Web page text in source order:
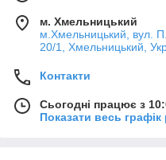
м. Хмельницький
м.Хмельницький, вул.
20/1, Хмельницький,
Контакти
Сьогодні працює з
Показати весь графік